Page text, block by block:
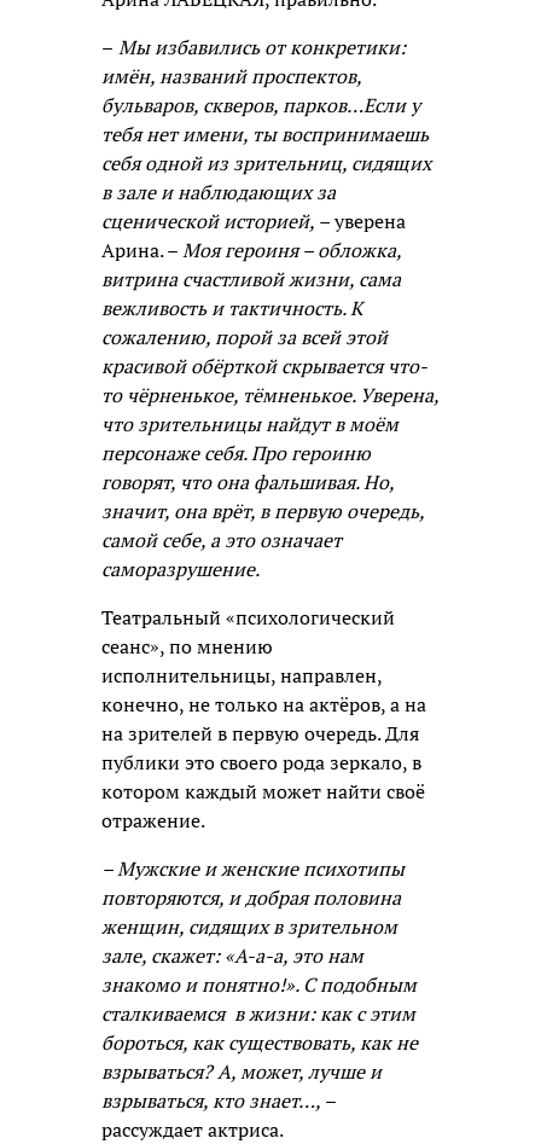
– Мы избавились от конкретики:
имён, названий проспектов,
бульваров, скверов, парков…Если у
тебя нет имени, ты воспринимаешь
себя одной из зрительниц, сидящих
в зале и наблюдающих за
сценической историей, –уверена
Арина. –Моя героиня – обложка,
витрина счастливой жизни, сама
вежливость и тактичность. К
сожалению, порой за всей этой
красивой обёрткой скрывается что-
то чёрненькое, тёмненькое. Уверена,
что зрительницы найдут в моём
персонаже себя. Про героиню
говорят, что она фальшивая. Но,
значит, она врёт, в первую очередь,
самой себе, а это означает
саморазрушение.
Театральный «психологический
сеанс», по мнению
исполнительницы, направлен,
конечно, не только на актёров, а на
на зрителей в первую очередь. Для
публики это своего рода зеркало, в
котором каждый может найти своё
отражение.
– Мужские и женские психотипы
повторяются, и добрая половина
женщин, сидящих в зрительном
зале, скажет: «А-а-а, это нам
знакомо и понятно!». С подобным
сталкиваемся в жизни: как с этим
бороться, как существовать, как не
взрываться? А, может, лучше и
взрываться, кто знает…, –
рассуждает актриса.